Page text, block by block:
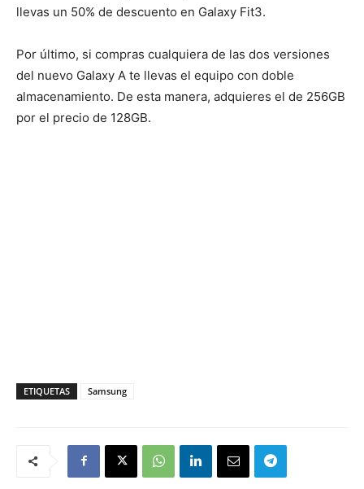
llevas un 50% de descuento en Galaxy Fit3.
Por último, si compras cualquiera de las dos versiones
del nuevo Galaxy A te llevas el equipo con doble
almacenamiento. De esta manera, adquieres el de 256GB
por el precio de 128GB.
ETIQUETAS Samsung